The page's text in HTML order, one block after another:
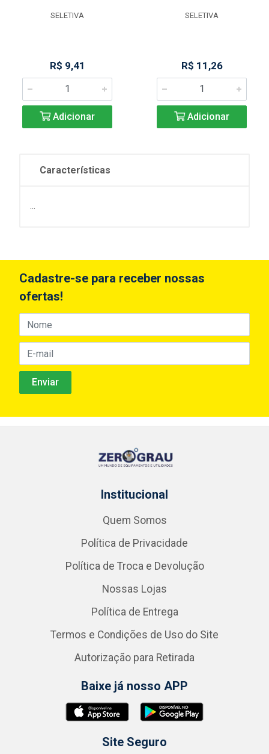
SELETIVA
R$ 9,41
Adicionar
SELETIVA
R$ 11,26
Adicionar
Características
...
Cadastre-se para receber nossas
ofertas!
Institucional
Quem Somos
Política de Privacidade
Política de Troca e Devolução
Nossas Lojas
Política de Entrega
Termos e Condições de Uso do Site
Autorização para Retirada
Baixe já nosso APP
Site Seguro